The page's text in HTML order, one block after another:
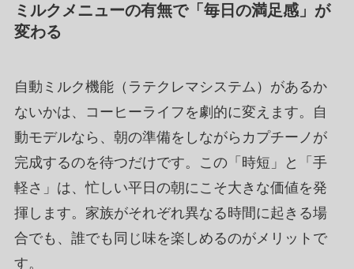
ミルクメニューの有無で「毎日の満足感」が
変わる
自動ミルク機能（ラテクレマシステム）があるか
ないかは、コーヒーライフを劇的に変えます。自
動モデルなら、朝の準備をしながらカプチーノが
完成するのを待つだけです。この「時短」と「手
軽さ」は、忙しい平日の朝にこそ大きな価値を発
揮します。家族がそれぞれ異なる時間に起きる場
合でも、誰でも同じ味を楽しめるのがメリットで
す。